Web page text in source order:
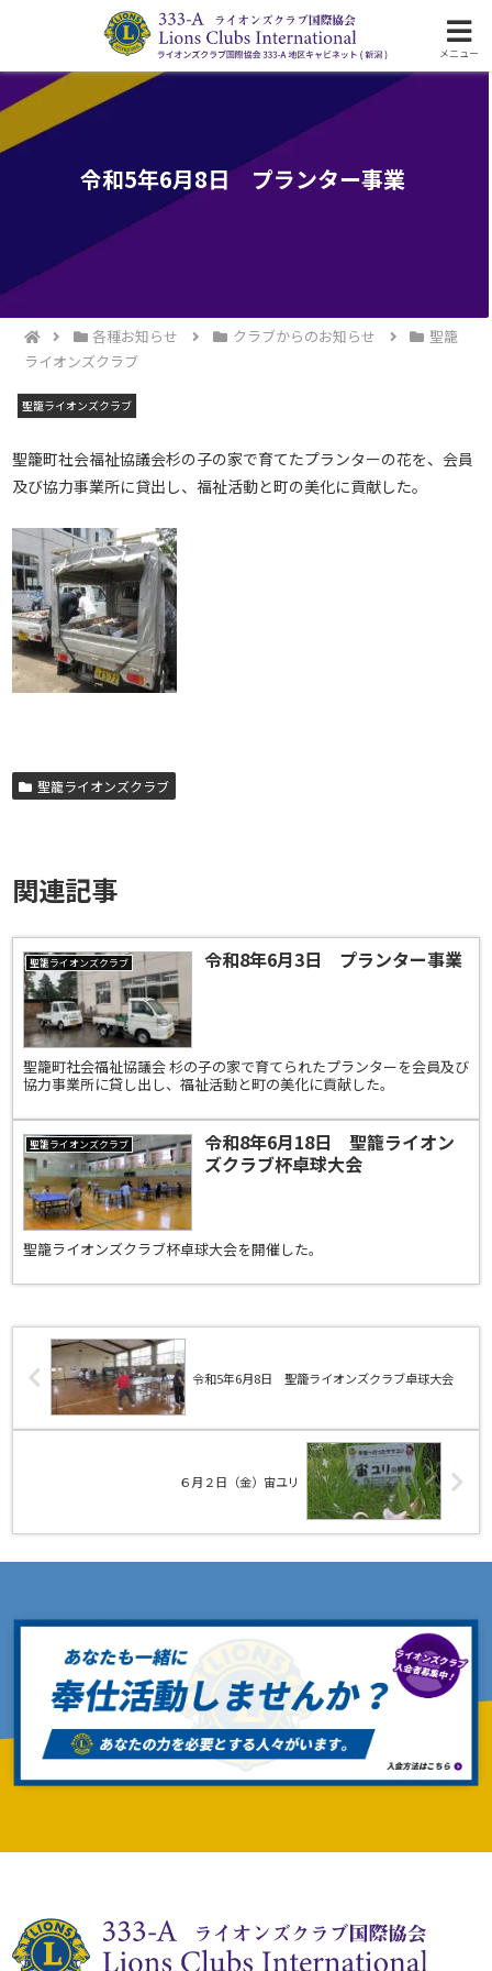
ライオンズクラブ国際協会333-A地区の活動
令和5年6月8日 プランター事業
各種お知らせ クラブからのお知らせ
聖籠
ライオンズクラブ
聖籠ライオンズクラブ
聖籠町社会福祉協議会杉の子の家で育てたプランターの花を、会員
及び協力事業所に貸出し、福祉活動と町の美化に貢献した。
聖籠ライオンズクラブ
関連記事
聖籠ライオンズクラブ 令和8年6月3日 プランター事業
聖籠町社会福祉協議会 杉の子の家で育てられたプランターを会員及び
協力事業所に貸し出し、福祉活動と町の美化に貢献した。
聖籠ライオンズクラブ
令和8年6月18日 聖籠ライオン
ズクラブ杯卓球大会
聖籠ライオンズクラブ杯卓球大会を開催した。
令和5年6月8日 聖籠ライオンズクラブ卓球大会
６月２日（金）宙ユリ
メニュー